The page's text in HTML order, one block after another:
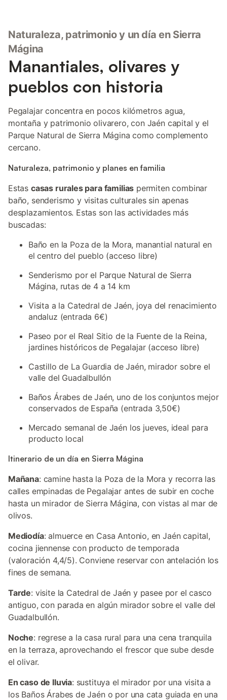
Naturaleza, patrimonio y un día en Sierra
Mágina
Manantiales, olivares y
pueblos con historia
Pegalajar concentra en pocos kilómetros agua,
montaña y patrimonio olivarero, con Jaén capital y el
Parque Natural de Sierra Mágina como complemento
cercano.
Naturaleza, patrimonio y planes en familia
Estas casas rurales para familias permiten combinar
baño, senderismo y visitas culturales sin apenas
desplazamientos. Estas son las actividades más
buscadas:
Baño en la Poza de la Mora, manantial natural en
el centro del pueblo (acceso libre)
Senderismo por el Parque Natural de Sierra
Mágina, rutas de 4 a 14 km
Visita a la Catedral de Jaén, joya del renacimiento
andaluz (entrada 6€)
Paseo por el Real Sitio de la Fuente de la Reina,
jardines históricos de Pegalajar (acceso libre)
Castillo de La Guardia de Jaén, mirador sobre el
valle del Guadalbullón
Baños Árabes de Jaén, uno de los conjuntos mejor
conservados de España (entrada 3,50€)
Mercado semanal de Jaén los jueves, ideal para
producto local
Itinerario de un día en Sierra Mágina
Mañana: camine hasta la Poza de la Mora y recorra las
calles empinadas de Pegalajar antes de subir en coche
hasta un mirador de Sierra Mágina, con vistas al mar de
olivos.
Mediodía: almuerce en Casa Antonio, en Jaén capital,
cocina jiennense con producto de temporada
(valoración 4,4/5). Conviene reservar con antelación los
fines de semana.
Tarde: visite la Catedral de Jaén y pasee por el casco
antiguo, con parada en algún mirador sobre el valle del
Guadalbullón.
Noche: regrese a la casa rural para una cena tranquila
en la terraza, aprovechando el frescor que sube desde
el olivar.
En caso de lluvia: sustituya el mirador por una visita a
los Baños Árabes de Jaén o por una cata guiada en una